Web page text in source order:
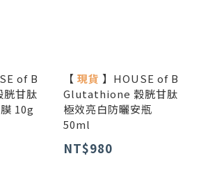
of B
甘肽
10g
【 現貨 】HOUSE of B
Glutathione 穀胱甘肽
極效亮白防曬安瓶
50ml
NT$980